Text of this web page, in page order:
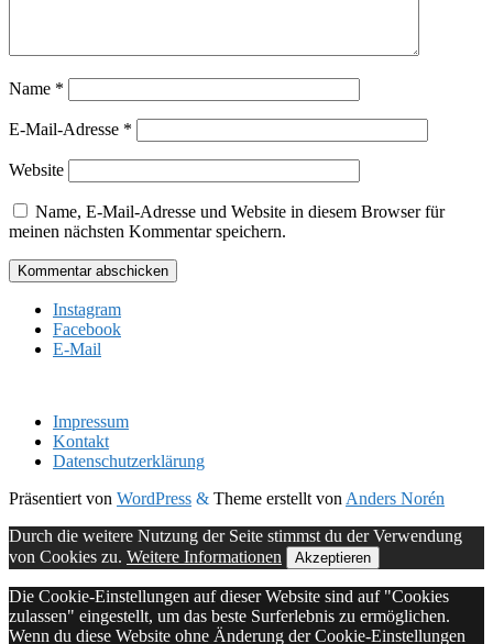
Name *
E-Mail-Adresse *
Website
Name, E-Mail-Adresse und Website in diesem Browser für
meinen nächsten Kommentar speichern.
Instagram
Facebook
E-Mail
Impressum
Kontakt
Datenschutzerklärung
Präsentiert von WordPress & Theme erstellt von Anders Norén
Durch die weitere Nutzung der Seite stimmst du der Verwendung
von Cookies zu. Weitere Informationen Akzeptieren
Die Cookie-Einstellungen auf dieser Website sind auf "Cookies
zulassen" eingestellt, um das beste Surferlebnis zu ermöglichen.
Wenn du diese Website ohne Änderung der Cookie-Einstellungen